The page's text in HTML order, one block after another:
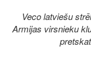
Veco latviešu
Armijas virsnieku